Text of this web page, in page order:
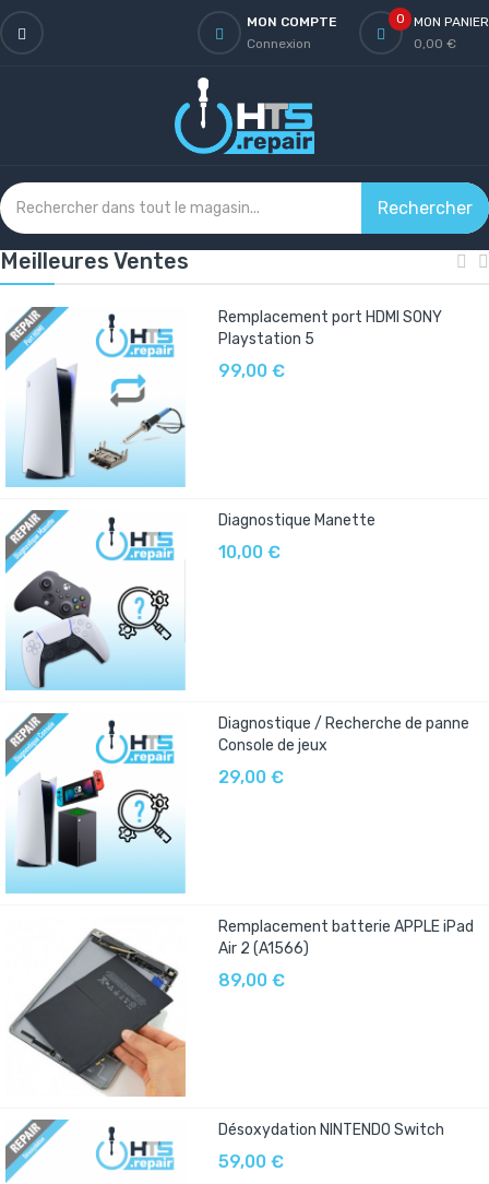
0
MON PANIER
0,00 €
MON COMPTE
Connexion
Rechercher
Meilleures Ventes
Remplacement port HDMI SONY
Playstation 5
99,00 €
Diagnostique Manette
10,00 €
Diagnostique / Recherche de panne
Console de jeux
29,00 €
Remplacement batterie APPLE iPad
Air 2 (A1566)
89,00 €
Désoxydation NINTENDO Switch
59,00 €